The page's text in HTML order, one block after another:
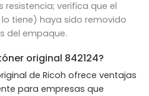
verifica que el
tiene) haya sido removido
del empaque.
original 842124?
de Ricoh ofrece ventajas
para empresas que